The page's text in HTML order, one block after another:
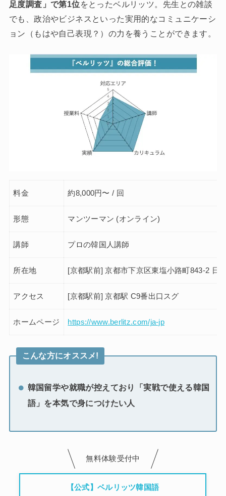
足度調査」で第1位をとったベルリッツ。先生との雑談
でも、政治やビジネスといった実用的なコミュニケーシ
ョン（もはや自己表現？）の力を養うことができます。
料金 約8,000円〜 / 回
形態 マンツーマン (オンライン)
講師 プロの韓国人講師
所在地 [京都駅前] 京都市下京区東塩小路町843-2 日
アクセス [京都駅前] 京都駅 C9番出口スグ
ホームページ https://www.berlitz.com/ja-jp
こんな方にオススメ!
韓国留学や就職が控えており「実戦で使える韓国
語」を本気で身につけたい人
無料体験受付中
【公式】ベルリッツ韓国語